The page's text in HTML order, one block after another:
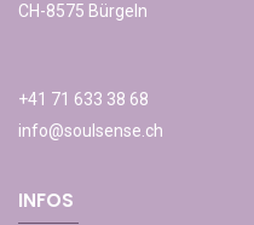
CH-8575 Bürgeln
+41 71 633 38 68
info@soulsense.ch
INFOS